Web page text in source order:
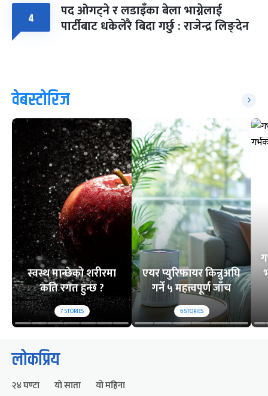
४ पद ओगट्ने र लडाइँका बेला भाग्नेलाई
पार्टीबाट धकेलेरै बिदा गर्छु : राजेन्द्र लिङ्देन
वेबस्टोरिज
स्वस्थ मान्छेको शरीरमा
कति रगत हुन्छ ?
7STORIES
एयर प्युरिफायर किन्नुअघि
गर्ने ५ महत्त्वपूर्ण जाँच
6STORIES
लोकप्रिय
२४ घण्टा यो साता यो महिना